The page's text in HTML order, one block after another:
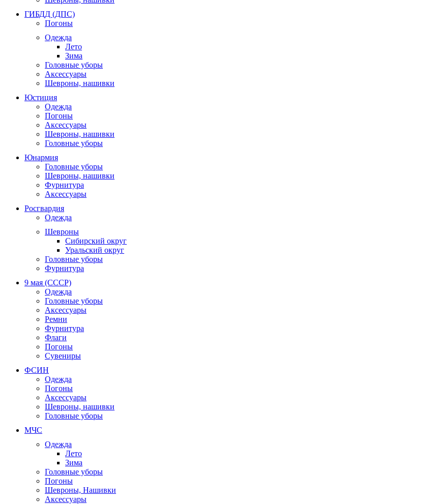
ГИБДД (ДПС)
Погоны
Одежда
Лето
Зима
Головные уборы
Аксессуары
Шевроны, нашивки
Юстиция
Одежда
Погоны
Аксессуары
Шевроны, нашивки
Головные уборы
Юнармия
Головные уборы
Шевроны, нашивки
Фурнитура
Аксессуары
Росгвардия
Одежда
Шевроны
Сибирский округ
Уральский округ
Головные уборы
Фурнитура
9 мая (СССР)
Одежда
Головные уборы
Аксессуары
Ремни
Фурнитура
Флаги
Погоны
Сувениры
ФСИН
Одежда
Погоны
Аксессуары
Шевроны, нашивки
Головные уборы
МЧС
Одежда
Лето
Зима
Головные уборы
Погоны
Шевроны, Нашивки
Аксессуары